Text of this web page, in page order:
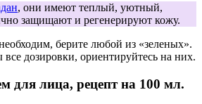
, они имеют теплый, уютный,
защищают и регенерируют кожу.
берите любой из «зеленых».
дозировки, ориентируйтесь на них.
для лица, рецепт на 100 мл.